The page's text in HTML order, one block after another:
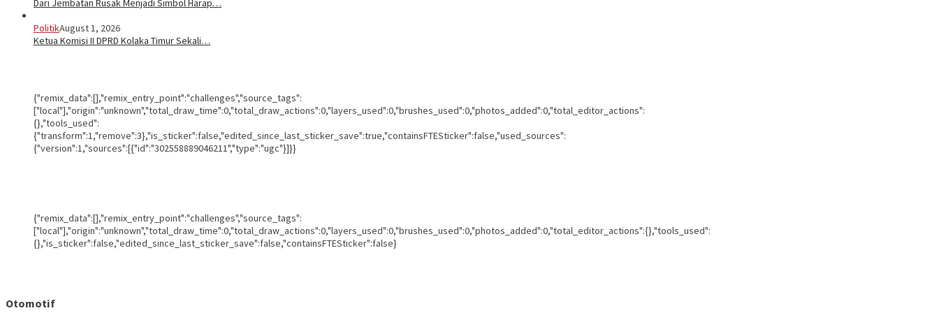
Dari Jembatan Rusak Menjadi Simbol Harap…
PolitikAugust 1, 2026
Ketua Komisi II DPRD Kolaka Timur Sekali…
{"remix_data":[],"remix_entry_point":"challenges","source_tags":
["local"],"origin":"unknown","total_draw_time":0,"total_draw_actions":0,"layers_used":0,"brushes_used":0,"photos_added":0,"total_editor_actions":
{},"tools_used":
{"transform":1,"remove":3},"is_sticker":false,"edited_since_last_sticker_save":true,"containsFTESticker":false,"used_sources":
{"version":1,"sources":[{"id":"302558889046211","type":"ugc"}]}}
{"remix_data":[],"remix_entry_point":"challenges","source_tags":
["local"],"origin":"unknown","total_draw_time":0,"total_draw_actions":0,"layers_used":0,"brushes_used":0,"photos_added":0,"total_editor_actions":{},"tools_used":
{},"is_sticker":false,"edited_since_last_sticker_save":false,"containsFTESticker":false}
Otomotif